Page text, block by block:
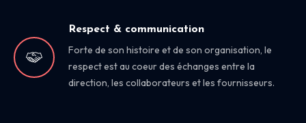
Respect & communication
Forte de son histoire et de son organisation, le
respect est au coeur des échanges entre la
direction, les collaborateurs et les fournisseurs.